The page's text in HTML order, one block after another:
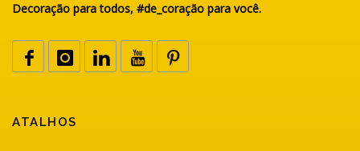
Decoração para todos, #de_coração para você.
ATALHOS